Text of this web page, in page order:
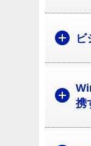
ビ
携